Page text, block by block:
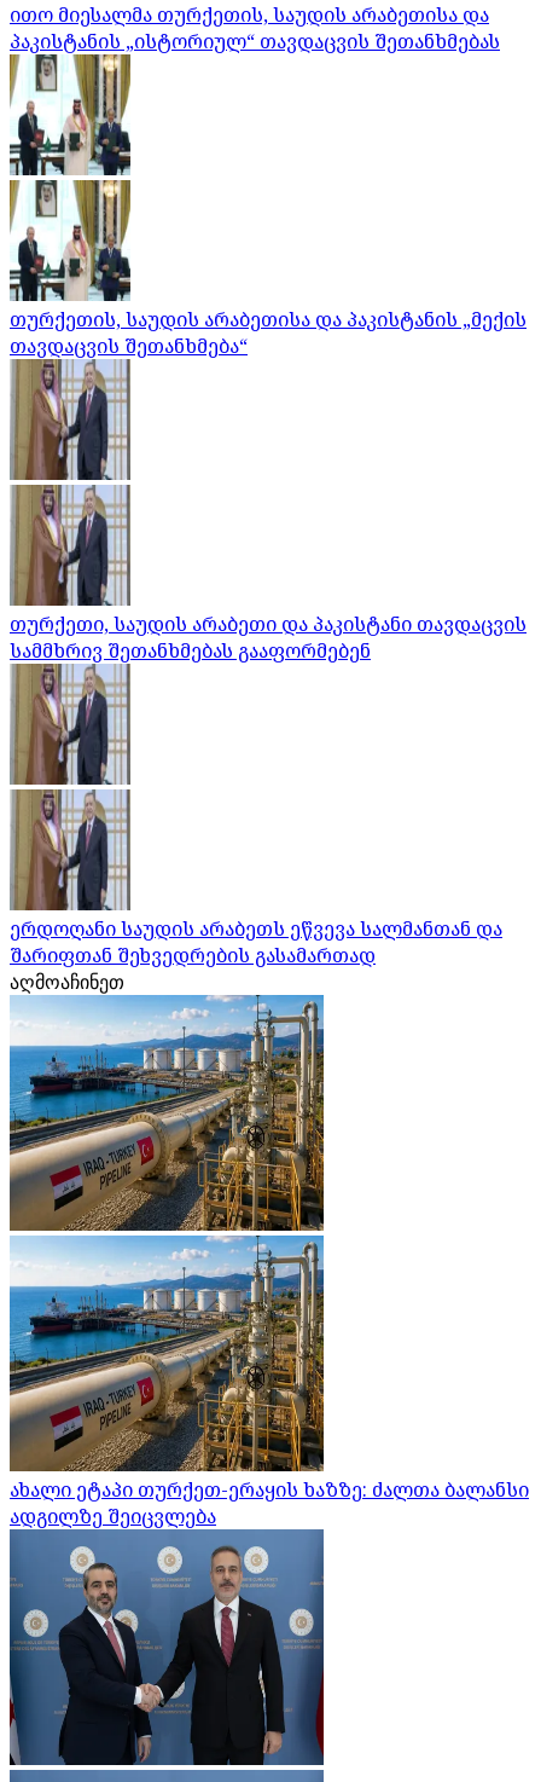
ითო მიესალმა თურქეთის, საუდის არაბეთისა და
პაკისტანის „ისტორიულ“ თავდაცვის შეთანხმებას
თურქეთის, საუდის არაბეთისა და პაკისტანის „მექის
თავდაცვის შეთანხმება“
თურქეთი, საუდის არაბეთი და პაკისტანი თავდაცვის
სამმხრივ შეთანხმებას გააფორმებენ
ერდოღანი საუდის არაბეთს ეწვევა სალმანთან და
შარიფთან შეხვედრების გასამართად
აღმოაჩინეთ
ახალი ეტაპი თურქეთ-ერაყის ხაზზე: ძალთა ბალანსი
ადგილზე შეიცვლება